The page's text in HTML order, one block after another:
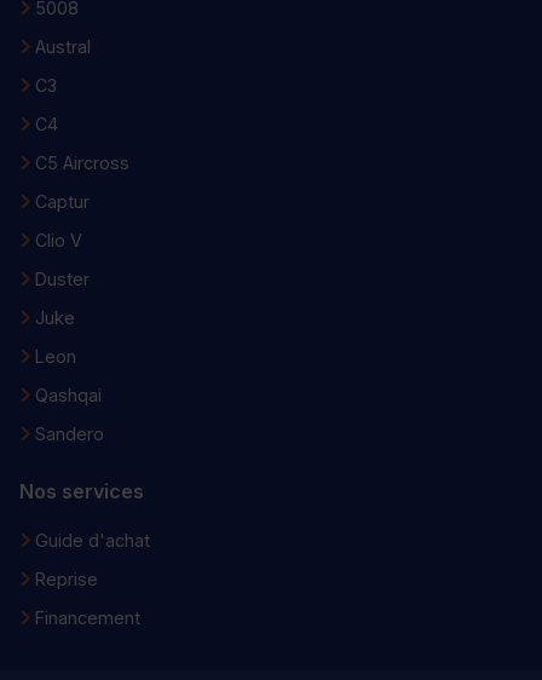
5008
Austral
C3
C4
C5 Aircross
Captur
Clio V
Duster
Juke
Leon
Qashqai
Sandero
Nos services
Guide d'achat
Reprise
Financement